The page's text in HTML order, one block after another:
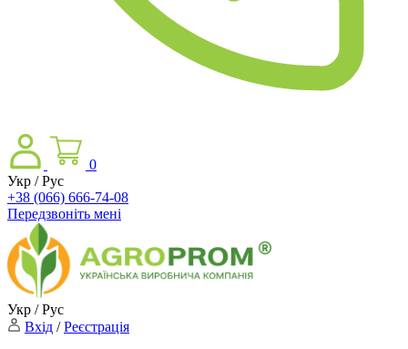
0
Укр / Рус
+38 (066) 666-74-08
Передзвоніть мені
Укр / Рус
Вхід / Реєстрація